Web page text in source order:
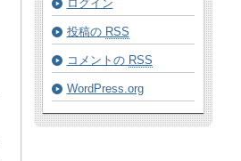
ログイン
投稿の RSS
コメントの RSS
WordPress.org